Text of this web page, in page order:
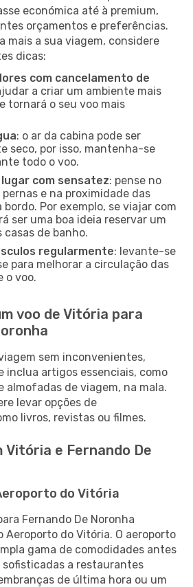
económica até à premium,
orçamentos e preferências.
mais a sua viagem, considere
dicas:
com cancelamento de
a criar um ambiente mais
tornará o seu voo mais
: o ar da cabina pode ser
seco, por isso, mantenha-se
todo o voo.
com sensatez: pense no
pernas e na proximidade das
bordo. Por exemplo, se viajar com
ser uma boa ideia reservar um
de banho.
regularmente: levante-se
para melhorar a circulação das
o voo.
voo de Vitória para
sem inconvenientes,
inclua artigos essenciais, como
almofadas de viagem, na mala.
levar opções de
livros, revistas ou filmes.
e Fernando De
do Vitória
Fernando De Noronha
Aeroporto do Vitória. O aeroporto
gama de comodidades antes
sofisticadas a restaurantes
de última hora ou um